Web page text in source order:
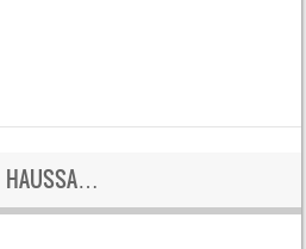
HAUSSA…